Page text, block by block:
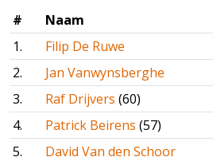
#
Naam
1.
Filip De Ruwe
2.
Jan Vanwynsberghe
3.
Raf Drijvers (60)
4.
Patrick Beirens (57)
5.
David Van den Schoor